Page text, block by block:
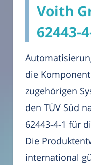
Voith
62443-
die
zugehörigen
den TÜV Süd
62443-4-1 für
Die
international